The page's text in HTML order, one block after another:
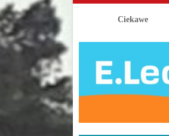
Ciekawe